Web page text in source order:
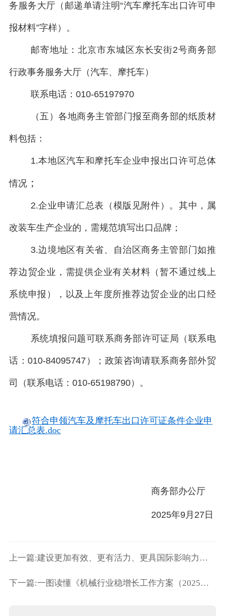
务服务大厅（邮递单请注明“汽车摩托车出口许可申
报材料”字样）。
邮寄地址：北京市东城区东长安街2号商务部
行政事务服务大厅（汽车、摩托车）
联系电话：010-65197970
（五 ）各地商务主管部门报至商务部的纸质材
料包括：
1.本地区汽车和摩托车企业申报出口许可总体
情况 ；
2.企业申请汇总表（模版见附件）。其中，属
改装车生产企业的，需规范填写出口品牌；
3.边境地区有关省、自治区商务主管部门如推
荐边贸企业，需提供企业有关材料（暂不通过线上
系统申报），以及上年度所推荐边贸企业的出口经
营情况。
系统填报问题可联系商务部许可证局（联系电
话：010-84095747）；政策咨询请联系商务部外贸
司（联系电话：010-65198790）。
符合申领汽车及摩托车出口许可证条件企业申
请汇总表.doc
商务部办公厅
2025年9月27日
上一篇:建设更加有效、更有活力、更具国际影响力的全国碳市场
下一篇:一图读懂《机械行业稳增长工作方案（2025—2026年）》